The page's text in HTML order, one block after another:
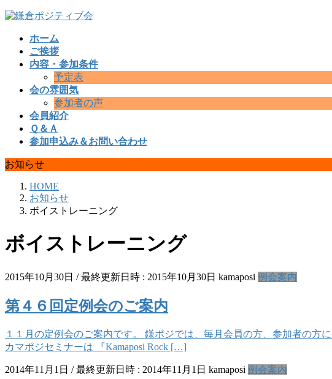
コ
ナ
ホーム
ご挨拶
内容・参加条件
予定表
会の雰囲気
参加者の声
会員紹介
Ｑ＆Ａ
参加申込み＆お問い合わせ
お知らせ
HOME
お知らせ
ボイストレーニング
ボイストレーニング
2015年10月30日 / 最終更新日時 : 2015年10月30日 kamaposi 例会案内
第４６回定例会のご案内
１１月の定例会のご案内です。 鎌ポジでは、毎月会員の方、参加者の
カマポジセミナーは 『Kamaposi Rock […]
2014年11月1日 / 最終更新日時 : 2014年11月1日 kamaposi 例会案内